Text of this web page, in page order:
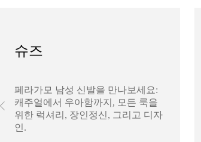
슈즈
페라가모 남성 신발을 만나보세요:
캐주얼에서 우아함까지, 모든 룩을
위한 럭셔리, 장인정신, 그리고 디자
인.